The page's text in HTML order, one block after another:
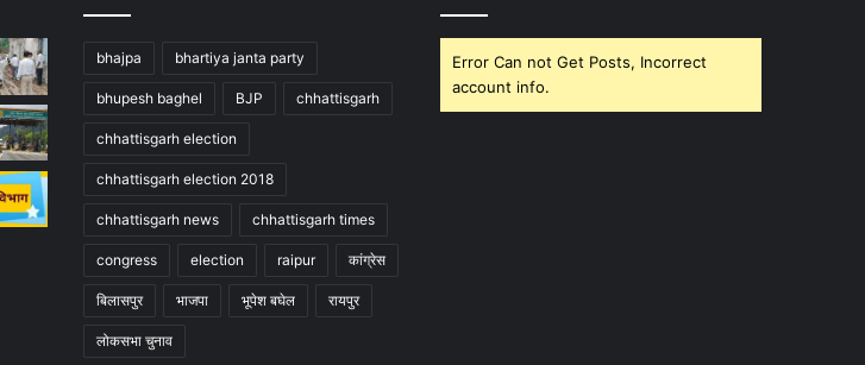
bhajpa bhartiya janta party
bhupesh baghel BJP chhattisgarh
chhattisgarh election
chhattisgarh election 2018
chhattisgarh news chhattisgarh times
congress election raipur कांग्रेस
बिलासपुर भाजपा भूपेश बघेल रायपुर
लोकसभा चुनाव
Error Can not Get Posts, Incorrect
account info.